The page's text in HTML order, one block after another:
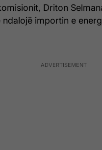
Driton
ndalojë importin e